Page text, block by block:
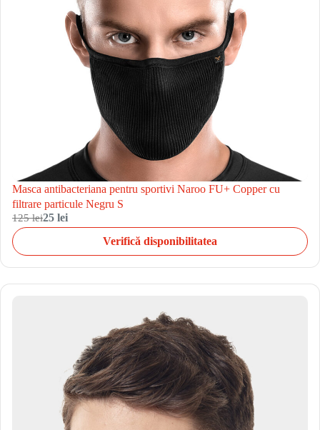
Masca antibacteriana pentru sportivi Naroo FU+ Copper cu
filtrare particule Negru S
125 lei25 lei
Verifică disponibilitatea